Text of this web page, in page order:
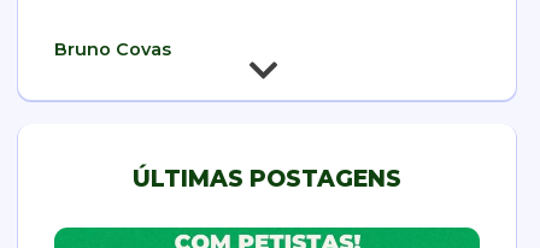
Bruno Covas
ÚLTIMAS POSTAGENS